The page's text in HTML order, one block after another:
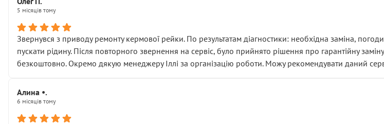
5 місяців тому
Звернувся з приводу ремонту кермової рейки. По результатам діагностики: необхідна заміна,
пускати рідину. Після повторного звернення на сервіс, було прийнято рішення про гарантійну
безкоштовно. Окремо дякую менеджеру Іллі за організацію роботи. Можу рекомендувати даний
Алина •.
6 місяців тому